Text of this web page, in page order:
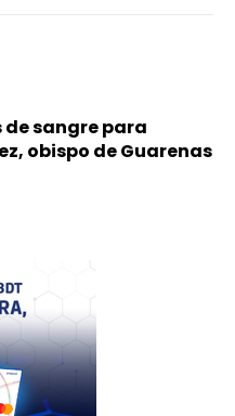
de sangre para
obispo de Guarenas